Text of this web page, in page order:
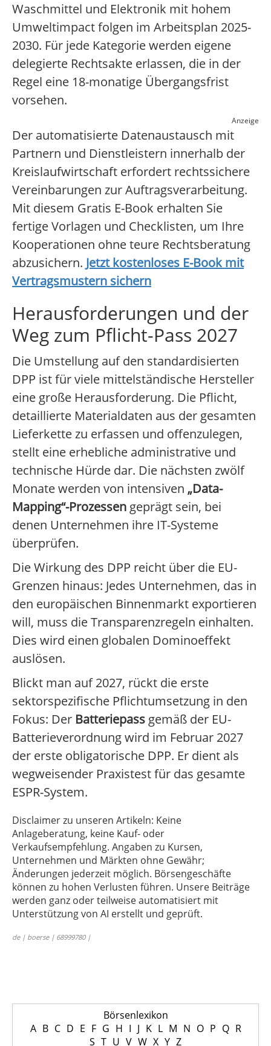
Waschmittel und Elektronik mit hohem
Umweltimpact folgen im Arbeitsplan 2025-
2030. Für jede Kategorie werden eigene
delegierte Rechtsakte erlassen, die in der
Regel eine 18-monatige Übergangsfrist
vorsehen.
Anzeige
Der automatisierte Datenaustausch mit
Partnern und Dienstleistern innerhalb der
Kreislaufwirtschaft erfordert rechtssichere
Vereinbarungen zur Auftragsverarbeitung.
Mit diesem Gratis E-Book erhalten Sie
fertige Vorlagen und Checklisten, um Ihre
Kooperationen ohne teure Rechtsberatung
abzusichern. Jetzt kostenloses E-Book mit
Vertragsmustern sichern
Herausforderungen und der
Weg zum Pflicht-Pass 2027
Die Umstellung auf den standardisierten
DPP ist für viele mittelständische Hersteller
eine große Herausforderung. Die Pflicht,
detaillierte Materialdaten aus der gesamten
Lieferkette zu erfassen und offenzulegen,
stellt eine erhebliche administrative und
technische Hürde dar. Die nächsten zwölf
Monate werden von intensiven „Data-
Mapping“-Prozessen geprägt sein, bei
denen Unternehmen ihre IT-Systeme
überprüfen.
Die Wirkung des DPP reicht über die EU-
Grenzen hinaus: Jedes Unternehmen, das in
den europäischen Binnenmarkt exportieren
will, muss die Transparenzregeln einhalten.
Dies wird einen globalen Dominoeffekt
auslösen.
Blickt man auf 2027, rückt die erste
sektorspezifische Pflichtumsetzung in den
Fokus: Der Batteriepass gemäß der EU-
Batterieverordnung wird im Februar 2027
der erste obligatorische DPP. Er dient als
wegweisender Praxistest für das gesamte
ESPR-System.
Disclaimer zu unseren Artikeln: Keine
Anlageberatung, keine Kauf- oder
Verkaufsempfehlung. Angaben zu Kursen,
Unternehmen und Märkten ohne Gewähr;
Änderungen jederzeit möglich. Börsengeschäfte
können zu hohen Verlusten führen. Unsere Beiträge
werden ganz oder teilweise automatisiert mit
Unterstützung von AI erstellt und geprüft.
de | boerse | 68999780 |
Börsenlexikon
A B C D E F G H I J K L M N O P Q R
S T U V W X Y Z